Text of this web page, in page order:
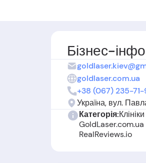
Бізнес-
goldlaser.com.ua
+38 (067) 235-
Україна, вул.
Категорія:
GoldLaser.com.ua
RealReviews.io